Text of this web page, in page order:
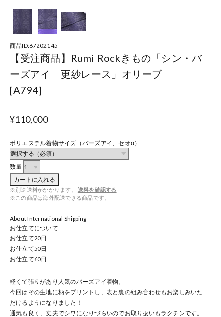
商品ID:67202145
【受注商品】Rumi Rockきもの「シン・バ
ーズアイ 更紗レース」オリーブ
[A794]
¥110,000
ポリエステル着物サイズ（バーズアイ、セオα）
数量
カートに入れる
※別途送料がかかります。
送料を確認する
※この商品は海外配送できる商品です。
About International Shipping
お仕立てについて
お仕立て20日
お仕立て50日
お仕立て60日
軽くて張りがあり人気のバーズアイ着物。
今回はその生地に柄をプリントし、表と裏の組み合わせもお楽しみいた
だけるようになりました！
通気も良く、丈夫でシワになりづらいのでお取り扱いもラクチンです。